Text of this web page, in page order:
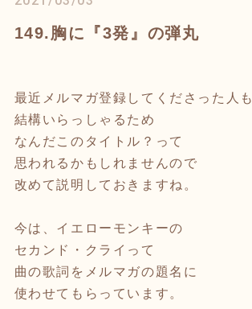
149.胸に『3発』の弾丸
最近メルマガ登録してくださった人も
結構いらっしゃるため
なんだこのタイトル？って
思われるかもしれませんので
改めて説明しておきますね。
今は、イエローモンキーの
セカンド・クライって
曲の歌詞をメルマガの題名に
使わせてもらっています。